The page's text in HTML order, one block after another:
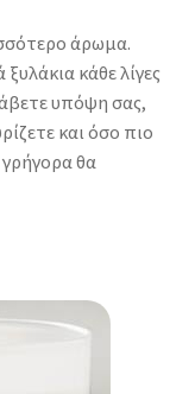
άρωμα.
κάθε λίγες
υπόψη σας,
και όσο πιο
θα